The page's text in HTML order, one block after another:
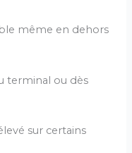
même en dehors
terminal ou dès
sur certains